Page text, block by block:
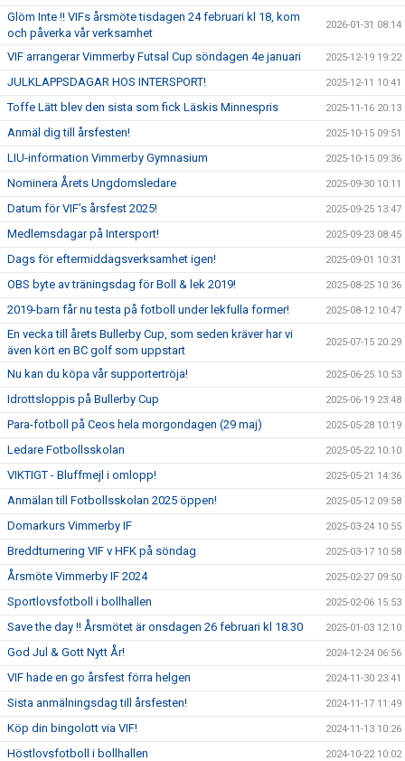
Glöm Inte !! VIFs årsmöte tisdagen 24 februari kl 18, kom
och påverka vår verksamhet
2026-01-31 08:14
VIF arrangerar Vimmerby Futsal Cup söndagen 4e januari 2025-12-19 19:22
JULKLAPPSDAGAR HOS INTERSPORT! 2025-12-11 10:41
Toffe Lätt blev den sista som fick Läskis Minnespris 2025-11-16 20:13
Anmäl dig till årsfesten! 2025-10-15 09:51
LIU-information Vimmerby Gymnasium 2025-10-15 09:36
Nominera Årets Ungdomsledare 2025-09-30 10:11
Datum för VIF’s årsfest 2025! 2025-09-25 13:47
Medlemsdagar på Intersport! 2025-09-23 08:45
Dags för eftermiddagsverksamhet igen! 2025-09-01 10:31
OBS byte av träningsdag för Boll & lek 2019! 2025-08-25 10:36
2019-barn får nu testa på fotboll under lekfulla former! 2025-08-12 10:47
En vecka till årets Bullerby Cup, som seden kräver har vi
även kört en BC golf som uppstart
2025-07-15 20:29
Nu kan du köpa vår supportertröja! 2025-06-25 10:53
Idrottsloppis på Bullerby Cup 2025-06-19 23:48
Para-fotboll på Ceos hela morgondagen (29 maj) 2025-05-28 10:19
Ledare Fotbollsskolan 2025-05-22 10:10
VIKTIGT - Bluffmejl i omlopp! 2025-05-21 14:36
Anmälan till Fotbollsskolan 2025 öppen! 2025-05-12 09:58
Domarkurs Vimmerby IF 2025-03-24 10:55
Breddturnering VIF v HFK på söndag 2025-03-17 10:58
Årsmöte Vimmerby IF 2024 2025-02-27 09:50
Sportlovsfotboll i bollhallen 2025-02-06 15:53
Save the day !! Årsmötet är onsdagen 26 februari kl 18.30 2025-01-03 12:10
God Jul & Gott Nytt År! 2024-12-24 06:56
VIF hade en go årsfest förra helgen 2024-11-30 23:41
Sista anmälningsdag till årsfesten! 2024-11-17 11:49
Köp din bingolott via VIF! 2024-11-13 10:26
Höstlovsfotboll i bollhallen 2024-10-22 10:02